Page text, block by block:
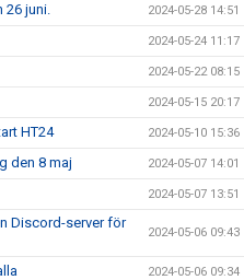
26 juni. 2024-05-28 14:51
2024-05-24 11:17
2024-05-22 08:15
2024-05-15 20:17
HT24 2024-05-10 15:36
den 8 maj 2024-05-07 14:01
2024-05-07 13:51
Discord-server för
2024-05-06 09:43
2024-05-06 09:34